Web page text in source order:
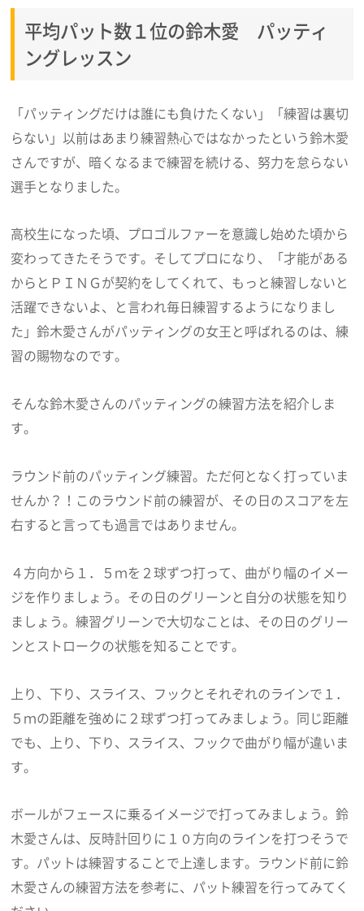
平均パット数１位の鈴木愛 パッティ
ングレッスン
「パッティングだけは誰にも負けたくない」「練習は裏切
らない」以前はあまり練習熱心ではなかったという鈴木愛
さんですが、暗くなるまで練習を続ける、努力を怠らない
選手となりました。
高校生になった頃、プロゴルファーを意識し始めた頃から
変わってきたそうです。そしてプロになり、「才能がある
からとＰＩＮＧが契約をしてくれて、もっと練習しないと
活躍できないよ、と言われ毎日練習するようになりまし
た」鈴木愛さんがパッティングの女王と呼ばれるのは、練
習の賜物なのです。
そんな鈴木愛さんのパッティングの練習方法を紹介しま
す。
ラウンド前のパッティング練習。ただ何となく打っていま
せんか？！このラウンド前の練習が、その日のスコアを左
右すると言っても過言ではありません。
４方向から１．５ｍを２球ずつ打って、曲がり幅のイメー
ジを作りましょう。その日のグリーンと自分の状態を知り
ましょう。練習グリーンで大切なことは、その日のグリー
ンとストロークの状態を知ることです。
上り、下り、スライス、フックとそれぞれのラインで１．
５ｍの距離を強めに２球ずつ打ってみましょう。同じ距離
でも、上り、下り、スライス、フックで曲がり幅が違いま
す。
ボールがフェースに乗るイメージで打ってみましょう。鈴
木愛さんは、反時計回りに１０方向のラインを打つそうで
す。パットは練習することで上達します。ラウンド前に鈴
木愛さんの練習方法を参考に、パット練習を行ってみてく